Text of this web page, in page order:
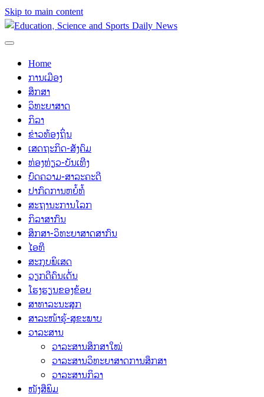
Skip to main content
Home
ການເມືອງ
ສຶກສາ
ວິທະຍາສາດ
ກິລາ
ຂ່າວທ້ອງຖິ່ນ
ເສດຖະກິດ-ສັງຄົມ
ທ່ອງທ່ຽວ-ບັນເທີງ
ບົດຄວາມ-ສາລະຄະດີ
ປາກົດການຫຍໍ້ທໍ້
ສະຖານະການໂລກ
ກິລາສາກົນ
ສຶກສາ-ວິທະຍາສາດສາກົນ
ໄອທີ
ສະກຸບພິເສດ
ວຽກດີຄົນເດັ່ນ
ໂຮງຮຽນຂອງຂ້ອຍ
ສາທາລະນະສຸກ
ສາລະໜ້າຮູ້-ສຸຂະພາບ
ວາລະສານ
ວາລະສານສຶກສາໃໝ່
ວາລະສານວິທະຍາສາດການສຶກສາ
ວາລະສານກິລາ
ໜັງສືພິມ